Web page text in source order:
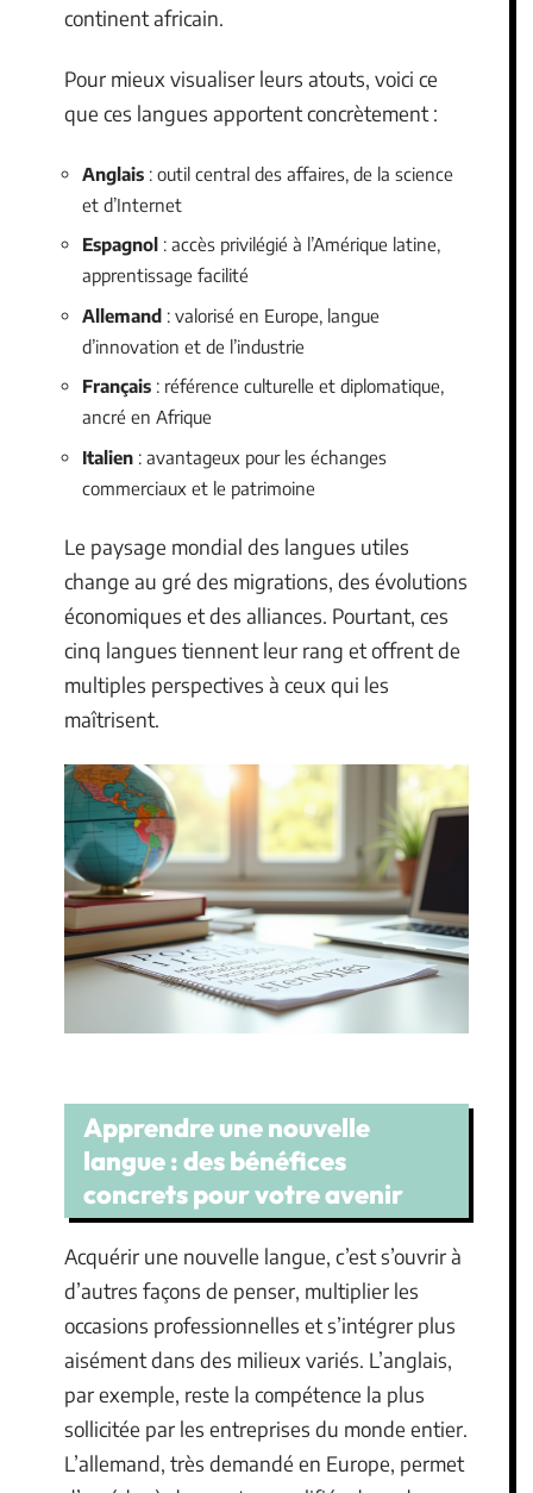
continent africain.
Pour mieux visualiser leurs atouts, voici ce
que ces langues apportent concrètement :
Anglais : outil central des affaires, de la science
et d’Internet
Espagnol : accès privilégié à l’Amérique latine,
apprentissage facilité
Allemand : valorisé en Europe, langue
d’innovation et de l’industrie
Français : référence culturelle et diplomatique,
ancré en Afrique
Italien : avantageux pour les échanges
commerciaux et le patrimoine
Le paysage mondial des langues utiles
change au gré des migrations, des évolutions
économiques et des alliances. Pourtant, ces
cinq langues tiennent leur rang et offrent de
multiples perspectives à ceux qui les
maîtrisent.
Apprendre une nouvelle
langue : des bénéfices
concrets pour votre avenir
Acquérir une nouvelle langue, c’est s’ouvrir à
d’autres façons de penser, multiplier les
occasions professionnelles et s’intégrer plus
aisément dans des milieux variés. L’anglais,
par exemple, reste la compétence la plus
sollicitée par les entreprises du monde entier.
L’allemand, très demandé en Europe, permet